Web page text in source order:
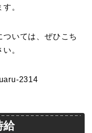
。
いては、ぜひこち
。
2314
給